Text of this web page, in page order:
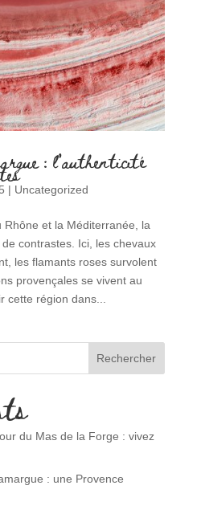
: l’authenticité
| Uncategorized
Rhône et la Méditerranée, la
contrastes. Ici, les chevaux
les flamants roses survolent
provençales se vivent au
cette région dans...
Rechercher
du Mas de la Forge : vivez
: une Provence